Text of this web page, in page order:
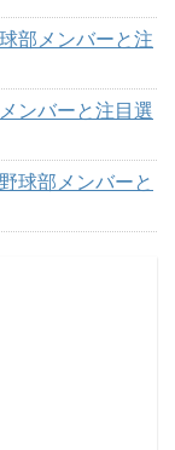
部メンバーと注
ンバーと注目選
球部メンバーと